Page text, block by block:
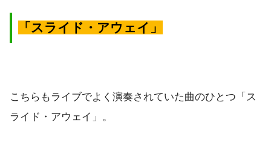
「スライド・アウェイ」
こちらもライブでよく演奏されていた曲のひとつ「ス
ライド・アウェイ」。